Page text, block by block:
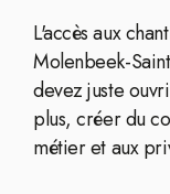
L'accès aux
Molenbeek-
devez juste
plus, créer du
métier et aux